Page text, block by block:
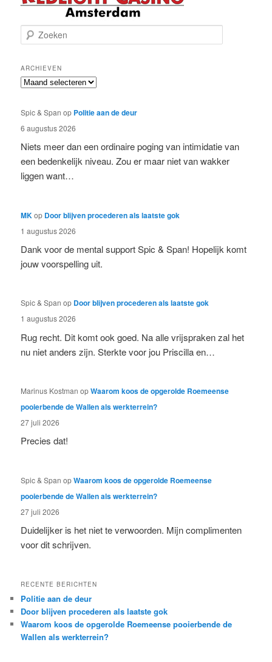
o
k
e
n
ARCHIEVEN
Archieven
Spic & Span op Politie aan de deur
6 augustus 2026
Niets meer dan een ordinaire poging van intimidatie van
een bedenkelijk niveau. Zou er maar niet van wakker
liggen want…
MK op Door blijven procederen als laatste gok
1 augustus 2026
Dank voor de mental support Spic & Span! Hopelijk komt
jouw voorspelling uit.
Spic & Span op Door blijven procederen als laatste gok
1 augustus 2026
Rug recht. Dit komt ook goed. Na alle vrijspraken zal het
nu niet anders zijn. Sterkte voor jou Priscilla en…
Marinus Kostman opWaarom koos de opgerolde Roemeense
pooierbende de Wallen als werkterrein?
27 juli 2026
Precies dat!
Spic & Span opWaarom koos de opgerolde Roemeense
pooierbende de Wallen als werkterrein?
27 juli 2026
Duidelijker is het niet te verwoorden. Mijn complimenten
voor dit schrijven.
RECENTE BERICHTEN
Politie aan de deur
Door blijven procederen als laatste gok
Waarom koos de opgerolde Roemeense pooierbende de
Wallen als werkterrein?